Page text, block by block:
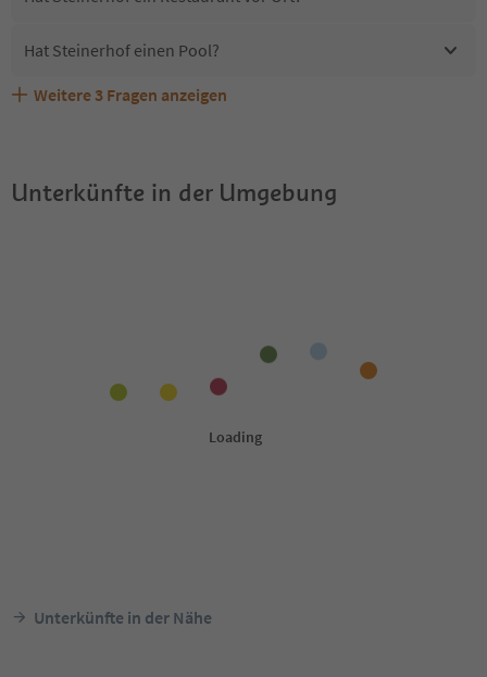
Hat Steinerhof einen Pool?
Sind Haustiere in der Unterkunft Steinerhof erlaubt?
Welche Services bietet Steinerhof?
Erhalten die Gäste von Steinerhof einen Südtirol
Weitere 3 Fragen anzeigen
Unterkünfte in der Umgebung
Unterkünfte in der Nähe